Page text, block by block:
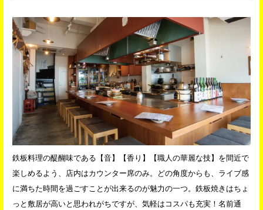
鉄板料理の醍醐味である【音】【香り】【職人の華麗な技】を間近で
楽しめるよう、店内はカウンター席のみ。どの角度からも、ライブ感
に満ちた時間を過ごすことが出来るのが魅力の一つ。鉄板焼きはちょ
っと敷居が高いと思われがちですが、気軽はコスパも充実！名前通